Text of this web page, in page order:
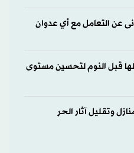
عن التعامل مع أي عدوان
قبل النوم لتحسين مستوى
وتقليل آثار الحر